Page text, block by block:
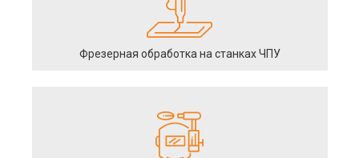
Фрезерная обработка на станках ЧПУ